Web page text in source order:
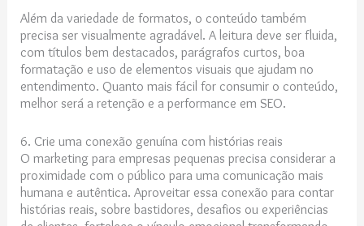
Além da variedade de formatos, o conteúdo também
precisa ser visualmente agradável. A leitura deve ser fluida,
com títulos bem destacados, parágrafos curtos, boa
formatação e uso de elementos visuais que ajudam no
entendimento. Quanto mais fácil for consumir o conteúdo,
melhor será a retenção e a performance em SEO.
6. Crie uma conexão genuína com histórias reais
O marketing para empresas pequenas precisa considerar a
proximidade com o público para uma comunicação mais
humana e autêntica. Aproveitar essa conexão para contar
histórias reais, sobre bastidores, desafios ou experiências